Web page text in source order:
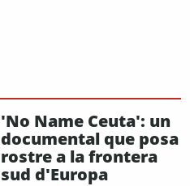
'No Name Ceuta': un
documental que posa
rostre a la frontera
sud d'Europa